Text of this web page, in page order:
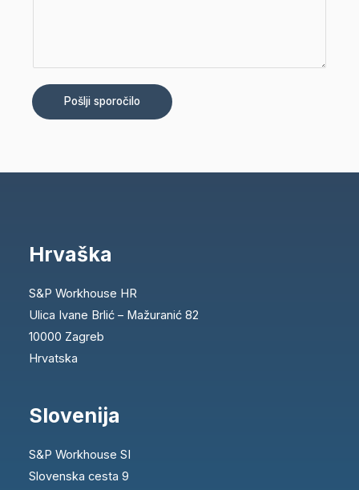
Pošlji sporočilo
Hrvaška
S&P Workhouse HR
Ulica Ivane Brlić – Mažuranić 82
10000 Zagreb
Hrvatska
Slovenija
S&P Workhouse SI
Slovenska cesta 9